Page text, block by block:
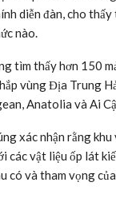
diễn đàn, cho thấy
nào.
tìm thấy hơn 150
vùng Địa Trung
Anatolia và Ai
xác nhận rằng
các vật liệu ốp lát
có và tham vọng